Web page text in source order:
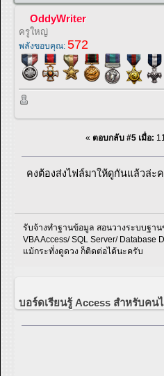
OddyWriter
ครูใหญ่
พลังขอบคุณ: 572
« ตอบกลับ #5 เมื่อ:
คงต้องส่งไฟล์มาให้ดูกันแล้วล่ะ
รับจ้างทำฐานข้อมูล สอนวางระบบฐาน
VBA Access/ SQL Server/ Database
แม้กระทั่งดูดวง ก็ติดต่อได้นะครับ
บอร์ดเรียนรู้ Access สำหรับคน